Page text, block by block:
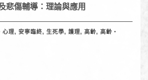
悲傷輔導：理論與應用
理, 安寧臨終, 生死學, 護理, 高齡, 高齡‧